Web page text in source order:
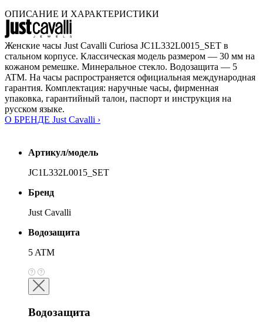
ОПИСАНИЕ И ХАРАКТЕРИСТИКИ
Женские часы Just Cavalli Curiosa JC1L332L0015_SET в
стальном корпусе. Классическая модель размером — 30 мм на
кожаном ремешке. Минеральное стекло. Водозащита — 5
ATM. На часы распространяется официальная международная
гарантия. Комплектация: наручные часы, фирменная
упаковка, гарантийный талон, паспорт и инструкция на
русском языке.
О БРЕНДЕ Just Cavalli ›
Артикул/модель
JC1L332L0015_SET
Бренд
Just Cavalli
Водозащита
5 ATM
Водозащита